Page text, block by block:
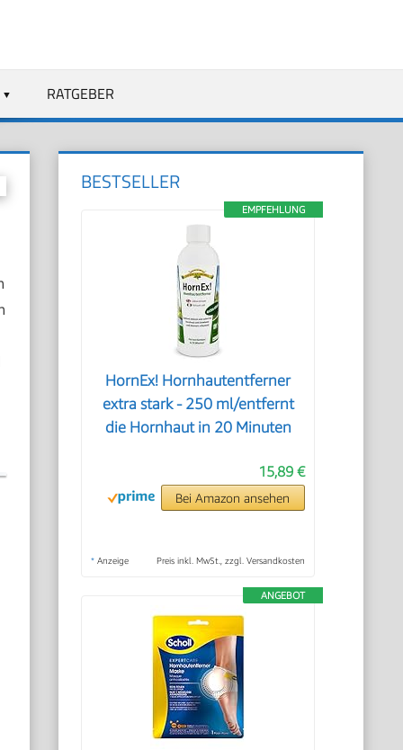
RATGEBER
BESTSELLER
EMPFEHLUNG
HornEx! Hornhautentferner
extra stark - 250 ml/entfernt
die Hornhaut in 20 Minuten
15,89 €
Bei Amazon ansehen
* Anzeige Preis inkl. MwSt., zzgl. Versandkosten
ANGEBOT